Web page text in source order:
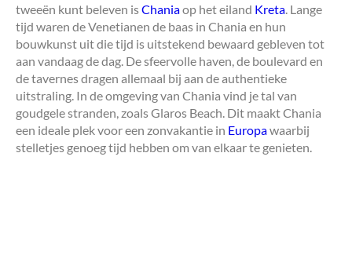
tweeën kunt beleven isChaniaop het eiland Kreta . Lange
tijd waren de Venetianen de baas in Chania en hun
bouwkunst uit die tijd is uitstekend bewaard gebleven tot
aan vandaag de dag. De sfeervolle haven, de boulevard en
de tavernes dragen allemaal bij aan de authentieke
uitstraling. In de omgeving van Chania vind je tal van
goudgele stranden, zoals Glaros Beach. Dit maakt Chania
een ideale plek voor een zonvakantie in Europawaarbij
stelletjes genoeg tijd hebben om van elkaar te genieten.